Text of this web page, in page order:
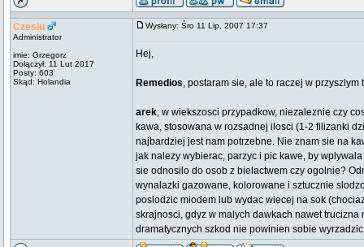
Czesiu
Administrator
imie: Grzegorz
Dołączył: 11 Lut 2017
Posty: 603
Skąd: Holandia
Wysłany: Śro 11 Lip, 2007 17:37
Hej,
Remedios, postaram sie, ale to raczej w przyszlym
arek, w wiekszosci przypadkow, niezaleznie czy
kawa, stosowana w rozsadnej ilosci (1-2 filizanki
najbardziej jest nam potrzebne. Nie znam sie na
jak nalezy wybierac, parzyc i pic kawe, by
sie odnosilo do osob z bielactwem czy ogolnie?
wynalazki gazowane, kolorowane i sztucznie
poslodzic miodem lub wydac wiecej na sok
skrajnosci, gdyz w malych dawkach nawet
dramatycznych szkod nie powinien sobie